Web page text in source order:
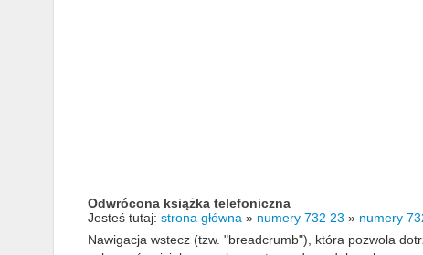
Odwrócona książka telefoniczna
Jesteś tutaj: strona główna » numery 732 23 » numery
Nawigacja wstecz (tzw. "breadcrumb"), która pozwola